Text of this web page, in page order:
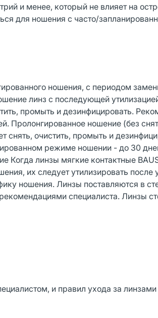
и менее, который не влияет на
для ношения с часто/
ношения, с периодом
линз с последующей
промыть и дезинфицировать.
Пролонгированное ношение (без
снять, очистить, промыть и
режиме ношении - до 30
Когда линзы мягкие контактные
их следует утилизировать после
ношения. Линзы поставляются в
специалиста. Линзы
и правил ухода за